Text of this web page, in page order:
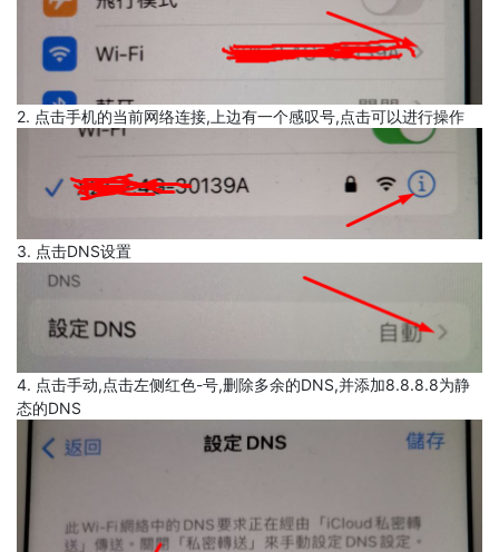
2. 点击手机的当前网络连接,上边有一个感叹号,点击可以进行操作
3. 点击DNS设置
4. 点击手动,点击左侧红色-号,删除多余的DNS,并添加8.8.8.8为静
态的DNS